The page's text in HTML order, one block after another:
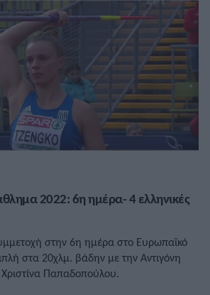
2022: 6η ημέρα- 4 ελληνικές
στην 6η ημέρα στο Ευρωπαϊκό
στα 20χλμ. βάδην με την Αντιγόνη
Χριστίνα Παπαδοπούλου.